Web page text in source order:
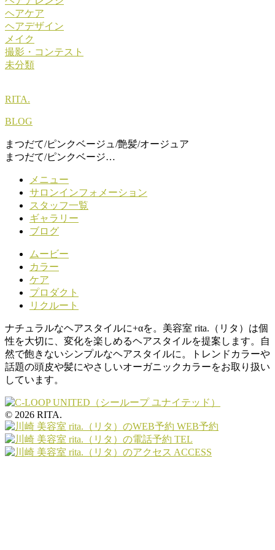
ヘアケア
ヘアデザイン
メイク
撮影・コンテスト
未分類
RITA.
BLOG
まつだて/ピンクベージュ/艶髪/オージュア
まつだて/ピンクベージ…
メニュー
サロンインフォメーション
スタッフ一覧
ギャラリー
ブログ
ムービー
カラー
ケア
プロダクト
リクルート
ナチュラルなヘアスタイルに+αを。美容室 rita.（リタ）は個
性を大切に、変化を楽しめるヘアスタイルを提案します。自
然で飽きないシンプルなヘアスタイルに。トレンドカラーや
話題の頭皮や髪にやさしいオーガニックカラーをお取り扱い
しています。
© 2026 RITA.
WEB予約
TEL
ACCESS